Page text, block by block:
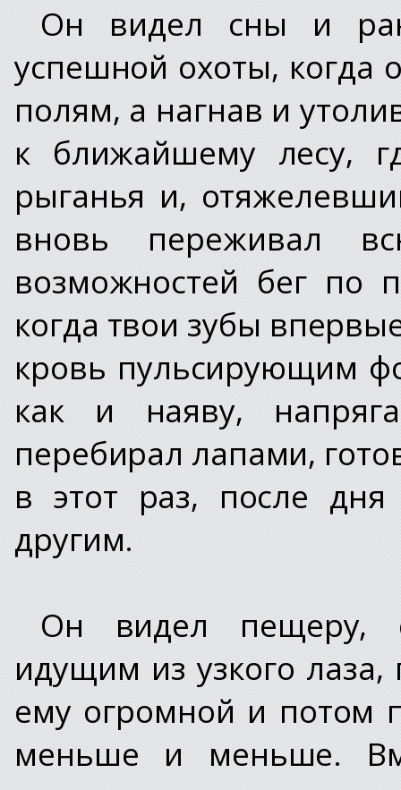
Он видел сны и
успешной охоты, когда
полям, а нагнав и
к ближайшему лесу,
рыганья и,
вновь переживал
возможностей бег по
когда твои зубы
кровь пульсирующим
как и наяву,
перебирал лапами,
в этот раз, после
другим.
Он видел пещеру,
идущим из узкого
ему огромной и потом
меньше и меньше.